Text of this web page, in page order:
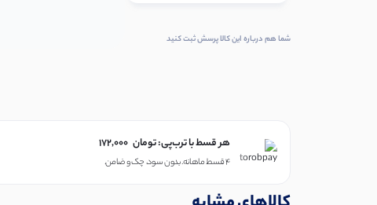
شما هم درباره این کالا پرسش ثبت کنید
هر قسط با ترب‌پی: 172,000 تومان
۴ قسط ماهانه. بدون سود، چک و ضامن.